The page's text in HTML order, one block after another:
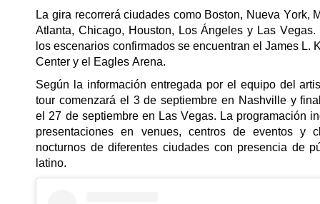
La gira recorrerá ciudades como Boston, Nueva York,
Atlanta, Chicago, Houston, Los Ángeles y Las Vegas.
los escenarios confirmados se encuentran el James L.
Center y el Eagles Arena.
Según la información entregada por el equipo del
tour comenzará el 3 de septiembre en Nashville y
el 27 de septiembre en Las Vegas. La programación
presentaciones en venues, centros de eventos y
nocturnos de diferentes ciudades con presencia de
latino.